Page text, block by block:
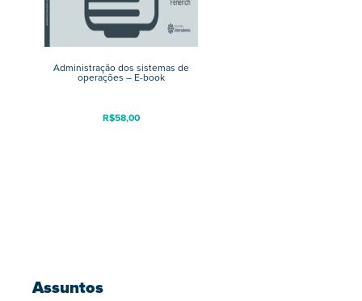
Assuntos
Administração dos sistemas de
operações – E-book
R$58,00